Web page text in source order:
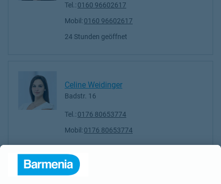
Tel.: 0160 96602617
Mobil: 0160 96602617
24 Stunden geöffnet
Celine Weidinger
Badstr. 16
Tel.: 0176 80653774
Mobil: 0176 80653774